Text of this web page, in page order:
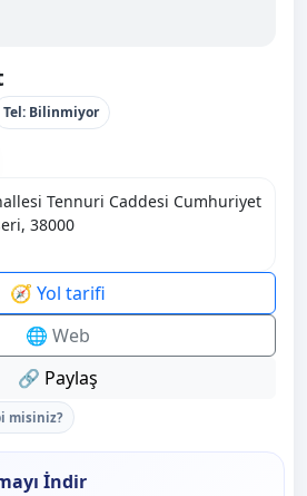
Tel: Bilinmiyor
Tennuri Caddesi Cumhuriyet
38000
🧭 Yol tarifi
🌐 Web
🔗 Paylaş
misiniz?
İndir